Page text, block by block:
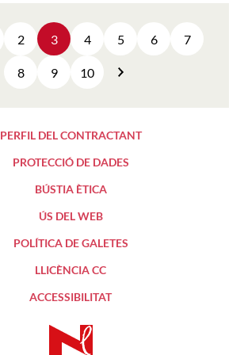
2 3 4 5 6 7
8 9 10
PERFIL DEL CONTRACTANT
PROTECCIÓ DE DADES
BÚSTIA ÈTICA
ÚS DEL WEB
POLÍTICA DE GALETES
LLICÈNCIA CC
ACCESSIBILITAT